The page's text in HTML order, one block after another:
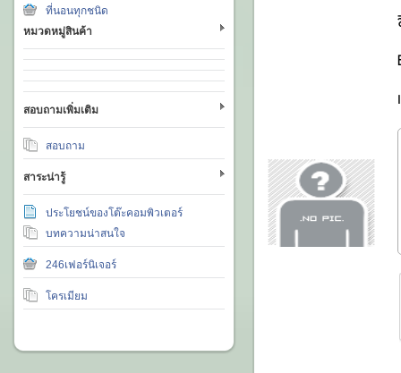
ที่นอนทุกชนิด
หมวดหมู่สินค้า
สอบถามเพิ่มเติม
สอบถาม
สาระน่ารู้
ประโยชน์ของโต๊ะคอมพิวเตอร์
บทความน่าสนใจ
246เฟอร์นิเจอร์
โครเมียม